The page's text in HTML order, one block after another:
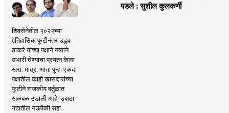
पडले : सुशील कुलकर्णी
शिवसेनेतील २०२२च्या
ऐतिहासिक फुटीनंतर उद्धव
ठाकरे यांच्या पक्षाने नव्याने
उभारी घेण्याचा प्रयत्न केला
खरा. मात्र, आता पुन्हा एकदा
पक्षातील काही खासदारांच्या
फुटीने राजकीय वर्तुळात
खळबळ उडाली आहे. उबाठा
गटातील नऊपैकी सहा